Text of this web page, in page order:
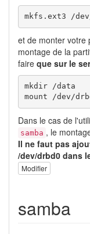
mkfs.ext3 /
et de monter votre
montage de la
faire que sur le
mkdir /data
mount /dev/
Dans le cas de
samba , le
Il ne faut pas
/dev/drbd0 dans
Modifier
samba